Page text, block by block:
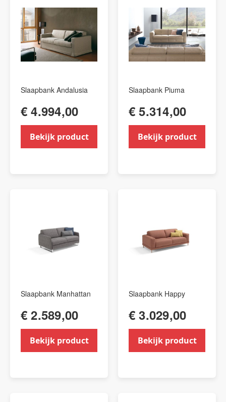
Slaapbank Andalusia
€ 4.994,00
Bekijk product
Slaapbank Piuma
€ 5.314,00
Bekijk product
Slaapbank Manhattan
€ 2.589,00
Bekijk product
Slaapbank Happy
€ 3.029,00
Bekijk product